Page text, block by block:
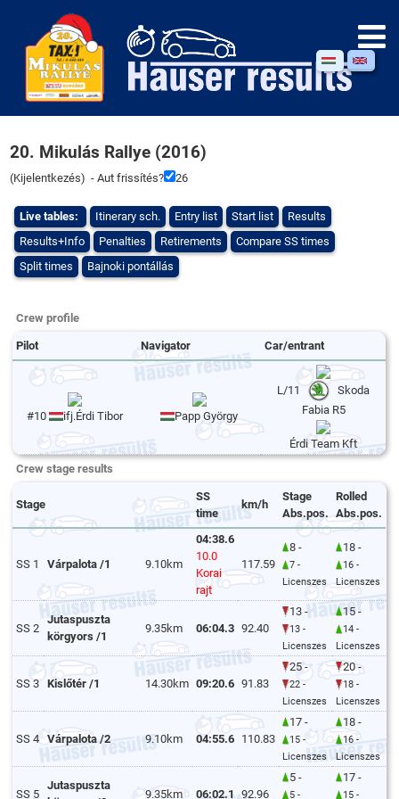
20. Mikulás Rallye (2016)
(Kijelentkezés) - Aut frissítés? 26
Live tables: Itinerary sch. Entry list Start list
Results
Results+Info
Penalties Retirements
Compare SS times
Split times
Bajnoki pontállás
Crew profile
Pilot Navigator Car/entrant
#10 ifj.Érdi Tibor Papp György
L/11
Skoda
Fabia R5
Érdi Team Kft
Crew stage results
Stage
SS
time
km/h
Stage
Abs.pos.
Rolled
Abs.pos.
SS 1 Várpalota /1 9.10km
04:38.6
10.0
Korai
rajt
117.59
8 -
7 -
Licenszes
18 -
16 -
Licenszes
SS 2
Jutaspuszta
körgyors /1
9.35km 06:04.3 92.40
13 -
13 -
Licenszes
15 -
14 -
Licenszes
SS 3 Kislőtér /1 14.30km 09:20.6 91.83
25 -
22 -
Licenszes
20 -
18 -
Licenszes
SS 4 Várpalota /2 9.10km 04:55.6 110.83
17 -
15 -
Licenszes
18 -
16 -
Licenszes
SS 5
Jutaspuszta
9.35km 06:02.1 92.96
5 -
5 -
17 -
15 -